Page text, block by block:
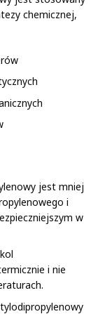
chemicznej,
jest mniej
i
w
i nie